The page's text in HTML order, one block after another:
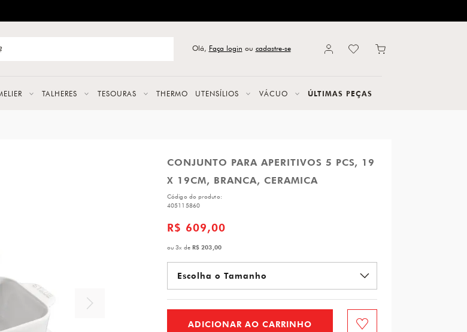
Olá, Faça login ou cadastre-se
TALHERES TESOURAS THERMO UTENSÍLIOS VÁCUO ÚLTIMAS PEÇAS
CONJUNTO PARA APERITIVOS 5 PCS, 19
X 19CM, BRANCA, CERAMICA
Código do produto:
405115860
R$ 609,00
ou3x de R$ 203,00
ADICIONAR AO CARRINHO Favorito